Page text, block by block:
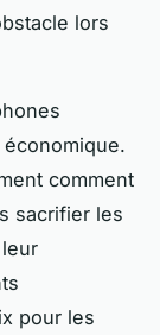
lors
comment
sacrifier les
pour les